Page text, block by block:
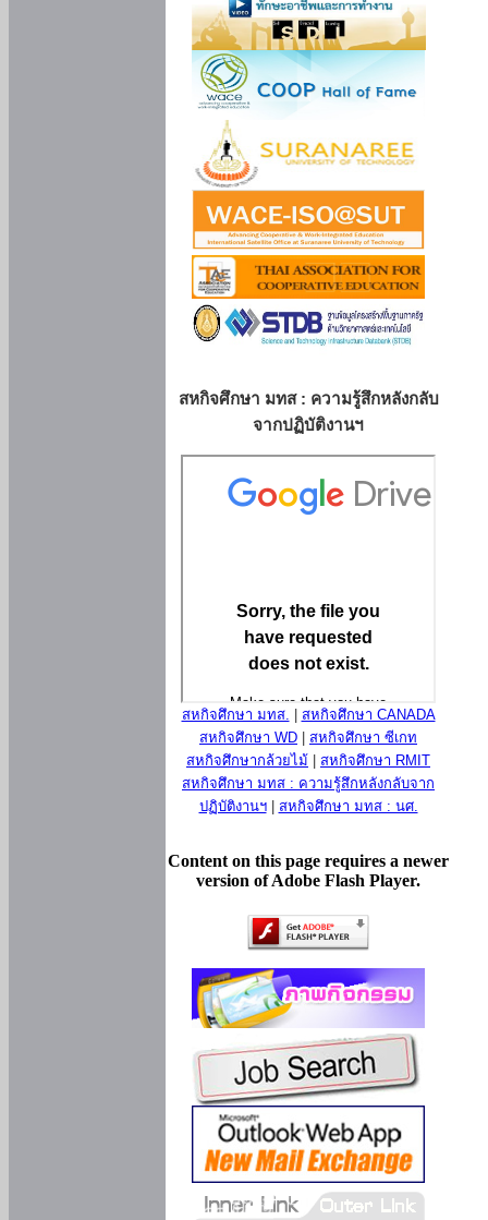
สหกิจศึกษา มทส : ความรู้สึกหลังกลับ
จากปฏิบัติงานฯ
สหกิจศึกษา มทส.
สหกิจศึกษา CANADA
สหกิจศึกษา WD
สหกิจศึกษา ซีเกท
สหกิจศึกษากล้วยไม้
สหกิจศึกษา RMIT
สหกิจศึกษา มทส : ความรู้สึกหลังกลับจาก
ปฏิบัติงานฯ| สหกิจศึกษา มทส : นศ.
Content on this page requires a newer
version of Adobe Flash Player.